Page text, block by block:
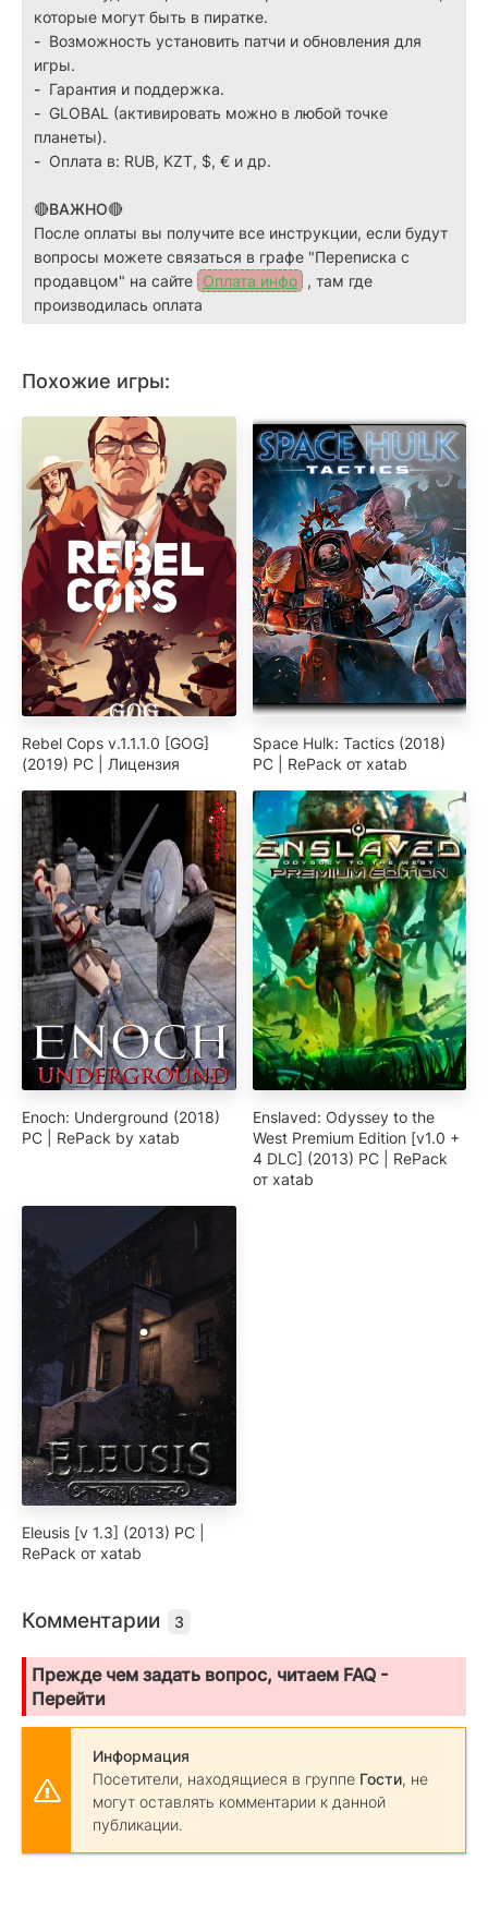
которые могут быть в пиратке.
- Возможность установить патчи и обновления для
игры.
- Гарантия и поддержка.
- GLOBAL (активировать можно в любой точке
планеты).
- Оплата в: RUB, KZT, $, € и др.
🔴ВАЖНО🔴
После оплаты вы получите все инструкции, если будут
вопросы можете связаться в графе "Переписка с
продавцом" на сайте Оплата инфо , там где
производилась оплата
Похожие игры:
Rebel Cops v.1.1.1.0 [GOG]
(2019) PC | Лицензия
Space Hulk: Tactics (2018)
PC | RePack от xatab
Enoch: Underground (2018)
PC | RePack by xatab
Enslaved: Odyssey to the
West Premium Edition [v1.0 +
4 DLC] (2013) PC | RePack
от xatab
Eleusis [v 1.3] (2013) PC |
RePack от xatab
Комментарии 3
Прежде чем задать вопрос, читаем FAQ -
Перейти
Информация
Посетители, находящиеся в группе Гости, не
могут оставлять комментарии к данной
публикации.